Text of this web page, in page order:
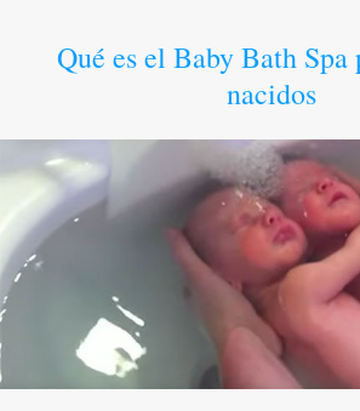
Qué es el Baby Bath Spa
nacidos